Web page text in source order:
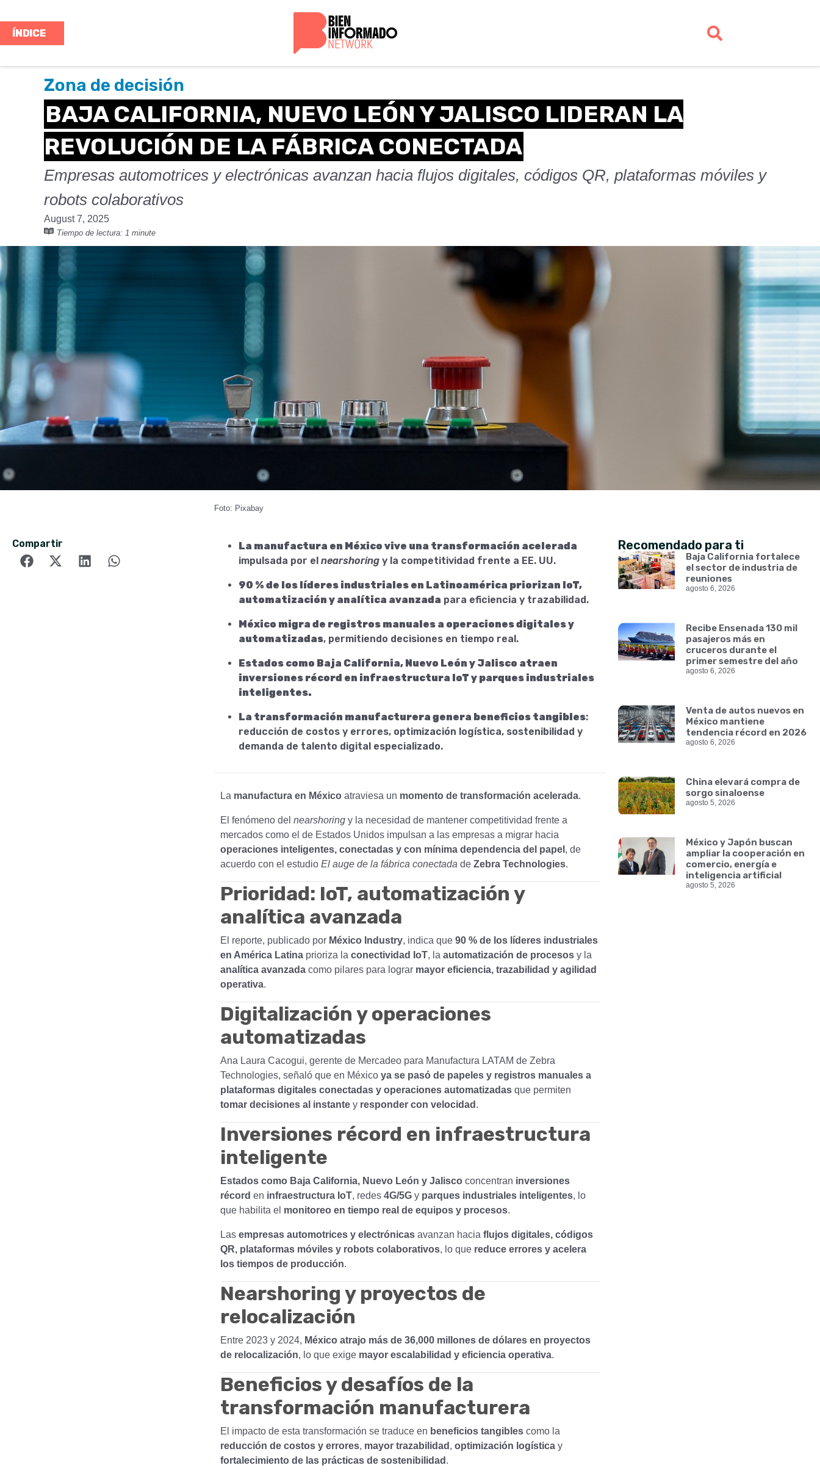
ÍNDICE
Zona de decisión
BAJA CALIFORNIA, NUEVO LEÓN Y JALISCO LIDERAN LA
REVOLUCIÓN DE LA FÁBRICA CONECTADA
Empresas automotrices y electrónicas avanzan hacia flujos digitales, códigos QR, plataformas móviles y
robots colaborativos
August 7, 2025
Tiempo de lectura: 1 minute
Foto: Pixabay
Compartir
La manufactura en México vive una transformación acelerada
impulsada por el nearshoring y la competitividad frente a EE. UU.
90 % de los líderes industriales en Latinoamérica priorizan IoT,
automatización y analítica avanzada para eficiencia y trazabilidad.
México migra de registros manuales a operaciones digitales y
automatizadas, permitiendo decisiones en tiempo real.
Estados como Baja California, Nuevo León y Jalisco atraen
inversiones récord en infraestructura IoT y parques industriales
inteligentes.
La transformación manufacturera genera beneficios tangibles:
reducción de costos y errores, optimización logística, sostenibilidad y
demanda de talento digital especializado.
La manufactura en México atraviesa un momento de transformación acelerada.
El fenómeno del nearshoring y la necesidad de mantener competitividad frente a
mercados como el de Estados Unidos impulsan a las empresas a migrar hacia
operaciones inteligentes, conectadas y con mínima dependencia del papel , de
acuerdo con el estudio El auge de la fábrica conectada de Zebra Technologies.
Prioridad: IoT, automatización y
analítica avanzada
El reporte, publicado por México Industry, indica que 90 % de los líderes industriales
en América Latina prioriza la conectividad IoT, la automatización de procesos y la
analítica avanzada como pilares para lograr mayor eficiencia, trazabilidad y agilidad
operativa.
Digitalización y operaciones
automatizadas
Ana Laura Cacogui, gerente de Mercadeo para Manufactura LATAM de Zebra
Technologies, señaló que en México ya se pasó de papeles y registros manuales a
plataformas digitales conectadas y operaciones automatizadas que permiten
tomar decisiones al instante y responder con velocidad .
Inversiones récord en infraestructura
inteligente
Estados como Baja California, Nuevo León y Jalisco concentran inversiones
récord en infraestructura IoT, redes 4G/5G y parques industriales inteligentes, lo
que habilita el monitoreo en tiempo real de equipos y procesos.
Las empresas automotrices y electrónicas avanzan hacia flujos digitales, códigos
QR, plataformas móviles y robots colaborativos, lo que reduce errores y acelera
los tiempos de producción.
Nearshoring y proyectos de
relocalización
Entre 2023 y 2024, México atrajo más de 36,000 millones de dólares en proyectos
de relocalización, lo que exige mayor escalabilidad y eficiencia operativa.
Beneficios y desafíos de la
transformación manufacturera
El impacto de esta transformación se traduce en beneficios tangibles como la
reducción de costos y errores, mayor trazabilidad , optimización logística y
fortalecimiento de las prácticas de sostenibilidad .
Recomendado para ti
Baja California fortalece
el sector de industria de
reuniones
agosto 6, 2026
Recibe Ensenada 130 mil
pasajeros más en
cruceros durante el
primer semestre del año
agosto 6, 2026
Venta de autos nuevos en
México mantiene
tendencia récord en 2026
agosto 6, 2026
China elevará compra de
sorgo sinaloense
agosto 5, 2026
México y Japón buscan
ampliar la cooperación en
comercio, energía e
inteligencia artificial
agosto 5, 2026